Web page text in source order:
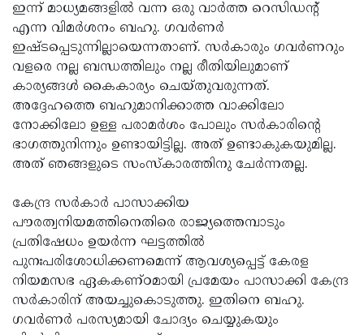
ഇന്ന് മാധ്യമങ്ങളില്‍ വന്ന ഒരു വാര്‍ത്ത റെസിഡന്റ്
എന്ന വിമര്‍ശനം ബഹു. ഗവര്‍ണര്‍
ഇഷ്ടപ്പെടുന്നില്ലായെന്നതാണ്. സര്‍കാരും ഗവര്‍ണറും
വളരെ നല്ല ബന്ധത്തിലും നല്ല രീതിയിലുമാണ്
കാര്യങ്ങള്‍ കൈകാര്യം ചെയ്തുവരുന്നത്.
അദ്ദേഹത്തെ ബഹുമാനിക്കാത്ത വാക്കിലോ
നോക്കിലോ ഉള്ള പരാമര്‍ശം പോലും സര്‍കാരിന്റെ
ഭാഗത്തുനിന്നും ഉണ്ടായിട്ടില്ല. അത് ഉണ്ടാകുകയുമില്ല.
അത് ഞങ്ങളുടെ സംസ്‌കാരത്തിനു ചേര്‍ന്നതല്ല.
കേന്ദ്ര സര്‍കാര്‍ പാസാക്കിയ
പൗരത്വനിയമത്തിനെതിരെ രാജ്യത്തെമ്പാടും
പ്രതിഷേധം ഉയര്‍ന്ന ഘട്ടത്തില്‍
പുനഃപരിശോധിക്കണമെന്ന് ആവശ്യപ്പെട്ട് കേരള
നിയമസഭ ഏകകണ്ഠമായി പ്രമേയം പാസാക്കി കേന്ദ്ര
സര്‍കാരിന് അയച്ചുകൊടുത്തു. ഇതിനെ ബഹു.
ഗവര്‍ണര്‍ പരസ്യമായി ചോദ്യം ചെയ്യുകയും